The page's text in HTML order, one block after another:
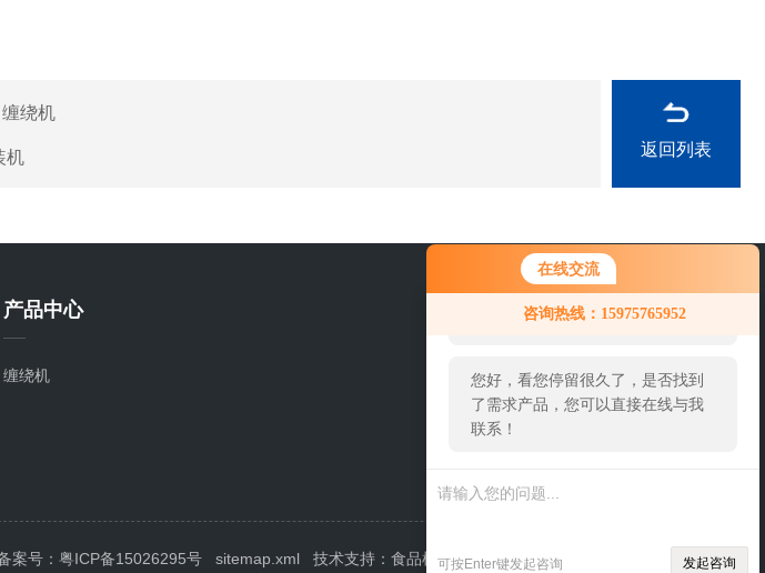
在线交流
咨询热线：15975765952
您好！欢迎前来咨询，很高兴为您
服务，请问您要咨询什么问题呢？
您好，看您停留很久了，是否找到
了需求产品，您可以直接在线与我
联系！
可按Enter键发起咨询 发起咨询
绕机
机 返回列表
产品中心
缠绕机
0757-63529918
案号：粤ICP备15026295号 sitemap.xml技术支持： 食品机械设备网 管理登陆